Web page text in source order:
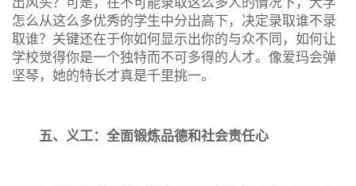
怎么从这么多优秀的学生中分出高下，决定录取谁不录
取谁？关键还在于你如何显示出你的与众不同，如何让
学校觉得你是一个独特而不可多得的人才。像爱玛会弹
坚琴，她的特长才真是千里挑一。
五、义工：全面锻炼品德和社会责任心